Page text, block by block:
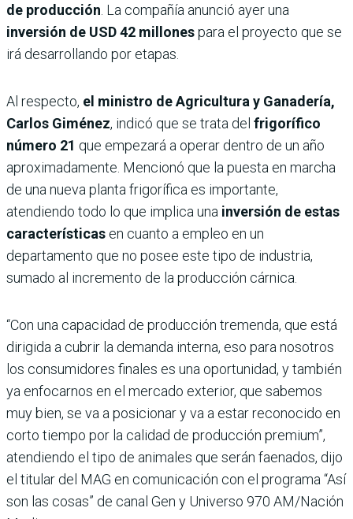
de producción. La compañía anunció ayer una
inversión de USD 42 millonespara el proyecto que se
irá desarrollando por etapas.
Al respecto, el ministro de Agricultura y Ganadería,
Carlos Giménez, indicó que se trata del frigorífico
número 21 que empezará a operar dentro de un año
aproximadamente. Mencionó que la puesta en marcha
de una nueva planta frigorífica es importante,
atendiendo todo lo que implica una inversión de estas
características en cuanto a empleo en un
departamento que no posee este tipo de industria,
sumado al incremento de la producción cárnica.
“Con una capacidad de producción tremenda, que está
dirigida a cubrir la demanda interna, eso para nosotros
los consumidores finales es una oportunidad, y también
ya enfocarnos en el mercado exterior, que sabemos
muy bien, se va a posicionar y va a estar reconocido en
corto tiempo por la calidad de producción premium”,
atendiendo el tipo de animales que serán faenados, dijo
el titular del MAG en comunicación con el programa “Así
son las cosas” de canal Gen y Universo 970 AM/Nación